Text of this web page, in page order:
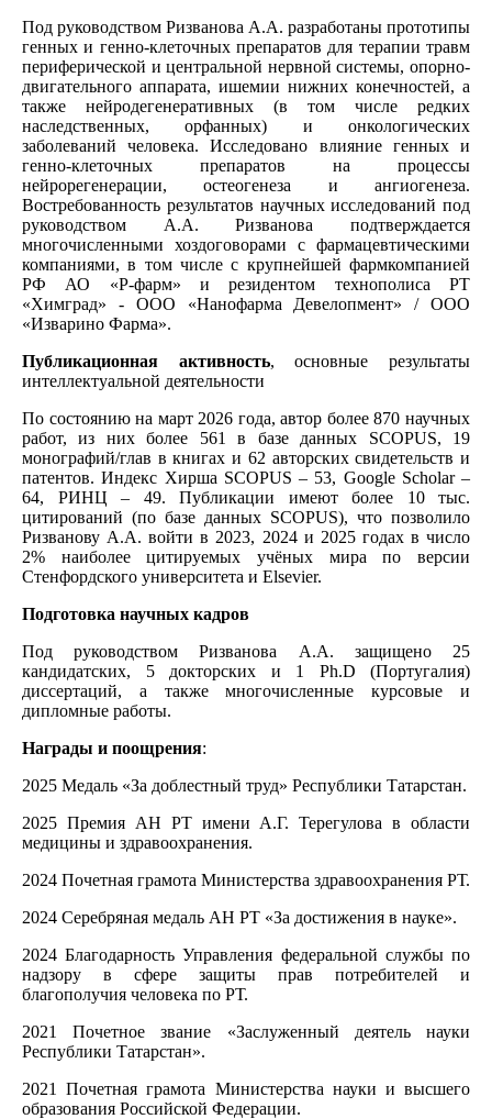
Под руководством Ризванова А.А. разработаны прототипы
генных и генно-клеточных препаратов для терапии травм
периферической и центральной нервной системы, опорно-
двигательного аппарата, ишемии нижних конечностей, а
также нейродегенеративных (в том числе редких
наследственных, орфанных) и онкологических
заболеваний человека. Исследовано влияние генных и
генно-клеточных препаратов на процессы
нейрорегенерации, остеогенеза и ангиогенеза.
Востребованность результатов научных исследований под
руководством А.А. Ризванова подтверждается
многочисленными хоздоговорами с фармацевтическими
компаниями, в том числе с крупнейшей фармкомпанией
РФ АО «Р-фарм» и резидентом технополиса РТ
«Химград» - ООО «Нанофарма Девелопмент» / ООО
«Изварино Фарма».
Публикационная активность, основные результаты
интеллектуальной деятельности
По состоянию на март 2026 года, автор более 870 научных
работ, из них более 561 в базе данных SCOPUS, 19
монографий/глав в книгах и 62 авторских свидетельств и
патентов. Индекс Хирша SCOPUS – 53, Google Scholar –
64, РИНЦ – 49. Публикации имеют более 10 тыс.
цитирований (по базе данных SCOPUS), что позволило
Ризванову А.А. войти в 2023, 2024 и 2025 годах в число
2% наиболее цитируемых учёных мира по версии
Стенфордского университета и Elsevier.
Подготовка научных кадров
Под руководством Ризванова А.А. защищено 25
кандидатских, 5 докторских и 1 Ph.D (Португалия)
диссертаций, а также многочисленные курсовые и
дипломные работы.
Награды и поощрения:
2025 Медаль «За доблестный труд» Республики Татарстан.
2025 Премия АН РТ имени А.Г. Терегулова в области
медицины и здравоохранения.
2024 Почетная грамота Министерства здравоохранения РТ.
2024 Серебряная медаль АН РТ «За достижения в науке».
2024 Благодарность Управления федеральной службы по
надзору в сфере защиты прав потребителей и
благополучия человека по РТ.
2021 Почетное звание «Заслуженный деятель науки
Республики Татарстан».
2021 Почетная грамота Министерства науки и высшего
образования Российской Федерации.